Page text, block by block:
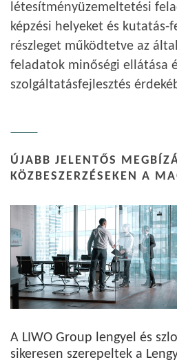
létesítményüzemeltetési
képzési helyeket és kutatás-
részleget működtetve az
feladatok minőségi ellátása
szolgáltatásfejlesztés
ÚJABB JELENTŐS
KÖZBESZERZÉSEKEN A
A LIWO Group lengyel és
sikeresen szerepeltek a